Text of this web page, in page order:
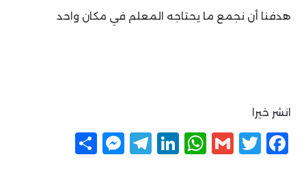
هدفنا أن نجمع ما يحتاجه المعلم في مكان واحد
انشر خيرا
F
T
G
W
Li
T
M